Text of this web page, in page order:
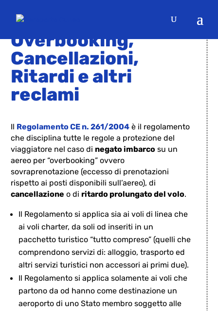
COSA FARE IN CASO DI
Overbooking,
Cancellazioni,
Ritardi e altri
reclami
Il Regolamento CE n. 261/2004 è il regolamento
che disciplina tutte le regole a protezione del
viaggiatore nel caso di negato imbarco su un
aereo per “overbooking” ovvero
sovraprenotazione (eccesso di prenotazioni
rispetto ai posti disponibili sull’aereo), di
cancellazione o di ritardo prolungato del volo.
Il Regolamento si applica sia ai voli di linea che
ai voli charter, da soli od inseriti in un
pacchetto turistico “tutto compreso” (quelli che
comprendono servizi di: alloggio, trasporto ed
altri servizi turistici non accessori ai primi due).
Il Regolamento si applica solamente ai voli che
partono da od hanno come destinazione un
aeroporto di uno Stato membro soggetto alle